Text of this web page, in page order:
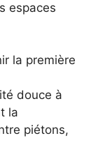
espaces
la première
douce à
la
piétons,